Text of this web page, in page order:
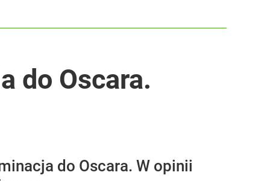
do Oscara.
do Oscara. W opinii